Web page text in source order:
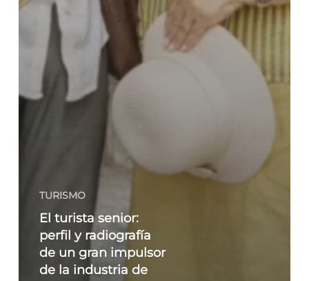
TURISMO
El turista senior:
perfil y radiografía
de un gran impulsor
de la industria de